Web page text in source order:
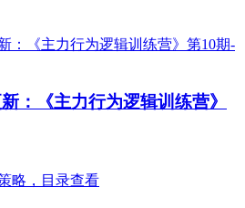
：《主力行为逻辑训练营》